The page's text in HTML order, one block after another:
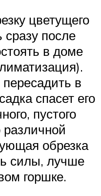
цветущего
сразу после
в доме
в
спасет его
пустого
различной
обрезка
силы, лучше
горшке.